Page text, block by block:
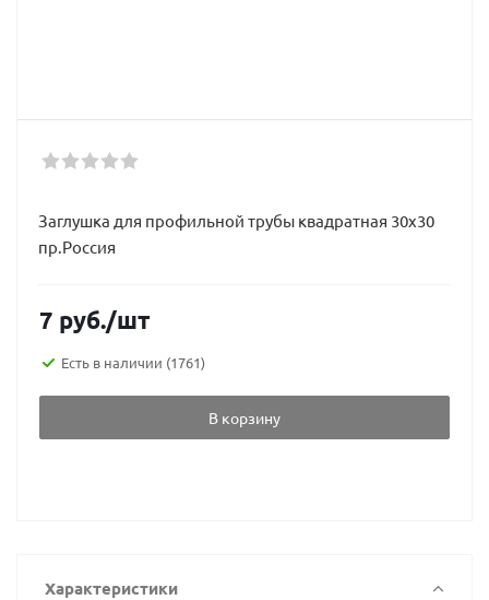
Заглушка для профильной трубы квадратная 30х30
пр.Россия
7 руб./шт
Есть в наличии (1761)
В корзину
Характеристики